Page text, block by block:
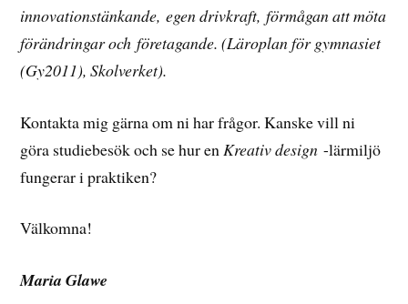
innovationstänkande, egen drivkraft, förmågan att möta
förändringar och företagande. (Läroplan för gymnasiet
(Gy2011), Skolverket).
Kontakta mig gärna om ni har frågor. Kanske vill ni
göra studiebesök och se hur en Kreativ design -lärmiljö
fungerar i praktiken?
Välkomna!
Maria Glawe